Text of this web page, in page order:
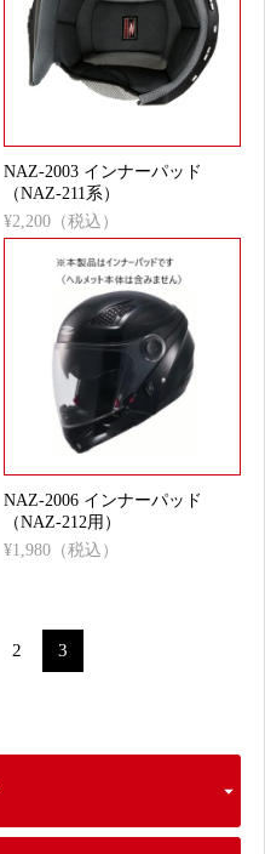
NAZ-2003 インナーパッド
（NAZ-211系）
¥2,200（税込）
NAZ-2006 インナーパッド
（NAZ-212用）
¥1,980（税込）
2 3